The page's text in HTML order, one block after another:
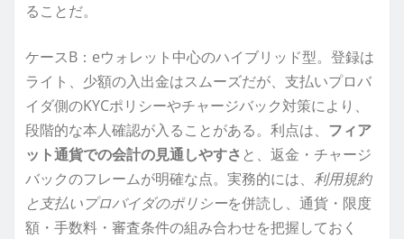
ることだ。
ケースB：eウォレット中心のハイブリッド型。登録は
ライト、少額の入出金はスムーズだが、支払いプロバ
イダ側のKYCポリシーやチャージバック対策により、
段階的な本人確認が入ることがある。利点は、 フィア
ット通貨での会計の見通しやすさ と、返金・チャージ
バックのフレームが明確な点。実務的には、 利用規約
と支払いプロバイダのポリシーを併読し、通貨・限度
額・手数料・審査条件の組み合わせを把握しておく